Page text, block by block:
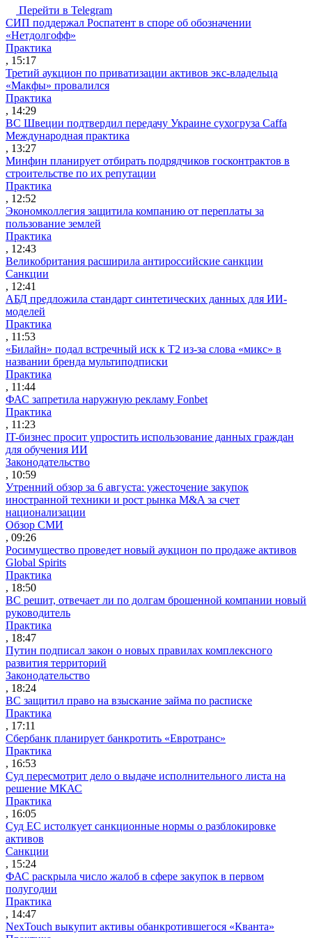
Перейти в Telegram
СИП поддержал Роспатент в споре об обозначении
«Нетдолгофф»
Практика
, 15:17
Третий аукцион по приватизации активов экс-владельца
«Макфы» провалился
Практика
, 14:29
ВС Швеции подтвердил передачу Украине сухогруза Caffa
Международная практика
, 13:27
Минфин планирует отбирать подрядчиков госконтрактов в
строительстве по их репутации
Практика
, 12:52
Экономколлегия защитила компанию от переплаты за
пользование землей
Практика
, 12:43
Великобритания расширила антироссийские санкции
Санкции
, 12:41
АБД предложила стандарт синтетических данных для ИИ-
моделей
Практика
, 11:53
«Билайн» подал встречный иск к Т2 из-за слова «микс» в
названии бренда мультиподписки
Практика
, 11:44
ФАС запретила наружную рекламу Fonbet
Практика
, 11:23
IT-бизнес просит упростить использование данных граждан
для обучения ИИ
Законодательство
, 10:59
Утренний обзор за 6 августа: ужесточение закупок
иностранной техники и рост рынка M&A за счет
национализации
Обзор СМИ
, 09:26
Росимущество проведет новый аукцион по продаже активов
Global Spirits
Практика
, 18:50
ВС решит, отвечает ли по долгам брошенной компании новый
руководитель
Практика
, 18:47
Путин подписал закон о новых правилах комплексного
развития территорий
Законодательство
, 18:24
ВС защитил право на взыскание займа по расписке
Практика
, 17:11
Сбербанк планирует банкротить «Евротранс»
Практика
, 16:53
Суд пересмотрит дело о выдаче исполнительного листа на
решение МКАС
Практика
, 16:05
Суд ЕС истолкует санкционные нормы о разблокировке
активов
Санкции
, 15:24
ФАС раскрыла число жалоб в сфере закупок в первом
полугодии
Практика
, 14:47
NexTouch выкупит активы обанкротившегося «Кванта»